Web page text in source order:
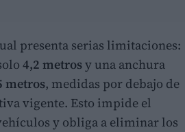
presenta serias limitaciones:
4,2 metrosy una anchura
metros, medidas por debajo de
vigente. Esto impide el
y obliga a eliminar los